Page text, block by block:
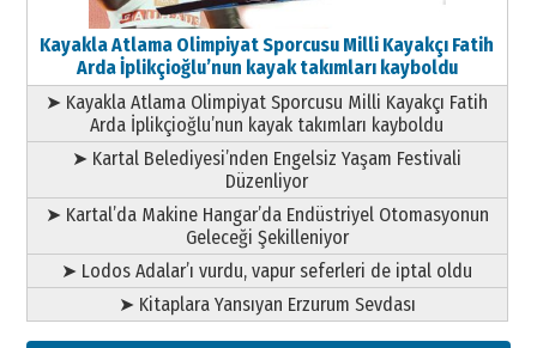
Kayakla Atlama Olimpiyat Sporcusu Milli Kayakçı Fatih
Arda İplikçioğlu’nun kayak takımları kayboldu
➤ Kayakla Atlama Olimpiyat Sporcusu Milli Kayakçı Fatih
Arda İplikçioğlu’nun kayak takımları kayboldu
➤ Kartal Belediyesi’nden Engelsiz Yaşam Festivali
Düzenliyor
➤ Kartal’da Makine Hangar’da Endüstriyel Otomasyonun
Geleceği Şekilleniyor
➤ Lodos Adalar’ı vurdu, vapur seferleri de iptal oldu
➤ Kitaplara Yansıyan Erzurum Sevdası